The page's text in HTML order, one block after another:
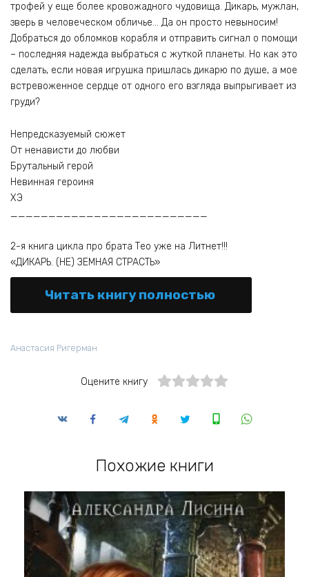
трофей у еще более кровожадного чудовища. Дикарь, мужлан,
зверь в человеческом обличье… Да он просто невыносим!
Добраться до обломков корабля и отправить сигнал о помощи
– последняя надежда выбраться с жуткой планеты. Но как это
сделать, если новая игрушка пришлась дикарю по душе, а мое
встревоженное сердце от одного его взгляда выпрыгивает из
груди?
Непредсказуемый сюжет
От ненависти до любви
Брутальный герой
Невинная героиня
ХЭ
__________________________
2-я книга цикла про брата Тео уже на Литнет!!!
«ДИКАРЬ. (НЕ) ЗЕМНАЯ СТРАСТЬ»
Читать книгу полностью
Анастасия Ригерман
Оцените книгу
Похожие книги